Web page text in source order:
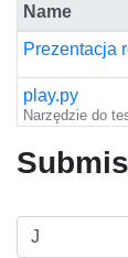
Name
Prezentacja
play.py
Narzędzie do